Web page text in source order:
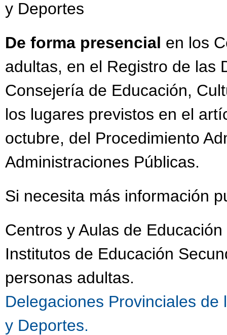
y Deportes
De forma presencial en los
adultas, en el Registro de las
Consejería de Educación,
los lugares previstos en el
octubre, del Procedimiento
Administraciones Públicas.
Si necesita más información
Centros y Aulas de
Institutos de Educación
personas adultas.
Delegaciones Provinciales
y Deportes.